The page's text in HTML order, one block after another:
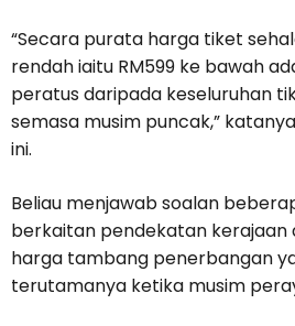
“Secara purata harga tiket
rendah iaitu RM599 ke bawah
peratus daripada keseluruhan
semasa musim puncak,”
ini.
Beliau menjawab soalan
berkaitan pendekatan kerajaan
harga tambang penerbangan
terutamanya ketika musim